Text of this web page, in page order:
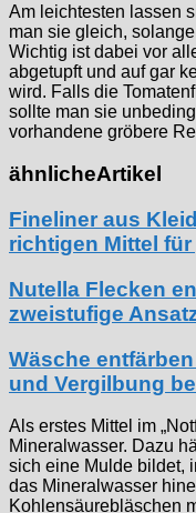
Am leichtesten lassen
man sie gleich,
Wichtig ist dabei vor
abgetupft und auf gar
wird. Falls die
sollte man sie
vorhandene gröbere
ähnlicheArtikel
Fineliner aus
richtigen Mittel
Nutella Flecken
zweistufige
Wäsche
und Vergilbung
Als erstes Mittel im
Mineralwasser. Dazu
sich eine Mulde bildet,
das Mineralwasser
Kohlensäurebläschen